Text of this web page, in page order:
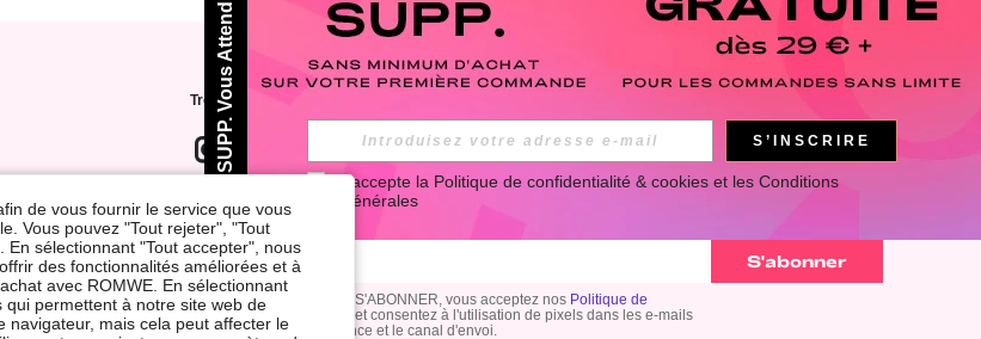
des
Trouvez-nous sur
Abonnez-vous à notre newsletter pour suivre toute l'actualité ROMWE en avant-première ! (Vous
pouvez vous DÉSABONNER à tout moment).
En cliquant sur le bouton S'ABONNER, vous acceptez nos Politique de
confidentialité & cookies
, et consentez à l'utilisation de pixels dans les e-mails
afin d'optimiser la fréquence et le canal d'envoi.
S'abonner
de vous fournir le service que vous
Vous pouvez "Tout rejeter", "Tout
sélectionnant "Tout accepter", nous
des fonctionnalités améliorées et à
avec ROMWE. En sélectionnant
permettent à notre site web de
navigateur, mais cela peut affecter le
-15% SUPP. Vous Attend S’INSCRIRE
J'accepte la Politique de confidentialité & cookies et les Conditions
Générales